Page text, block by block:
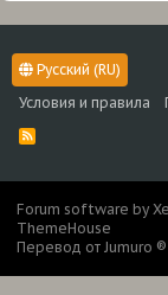
Русский (RU)
Условия и правила
R
Forum software by
ThemeHouse
Перевод от Jumuro ®